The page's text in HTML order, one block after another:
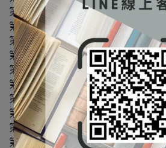
第13章 重力
第14章 固體與流體
第15章 振盪
第16章 力學波
第17章 聲
第18章 溫度、熱膨脹、理想氣體定律
第19章 熱力學第一定律
第20章 氣體動力論
第21章 熵和熱力學第二定律
第22章 靜電